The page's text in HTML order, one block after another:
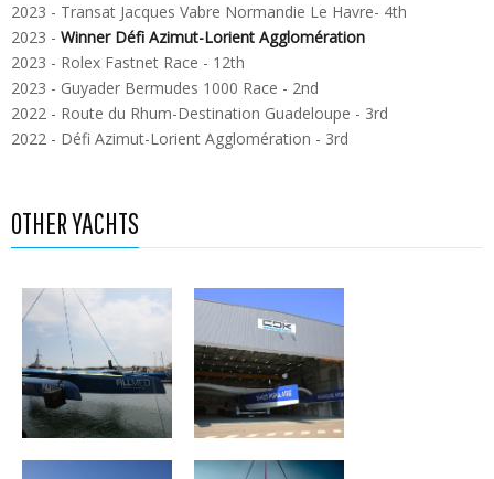
2023 - Transat Jacques Vabre Normandie Le Havre- 4th
2023 - Winner Défi Azimut-Lorient Agglomération
2023 - Rolex Fastnet Race - 12th
2023 - Guyader Bermudes 1000 Race - 2nd
2022 - Route du Rhum-Destination Guadeloupe - 3rd
2022 - Défi Azimut-Lorient Agglomération - 3rd
OTHER YACHTS
SVR LAZARTIGUE
MAXI BANQUE
POPULAIRE IX
REALITES Planet
Warriors